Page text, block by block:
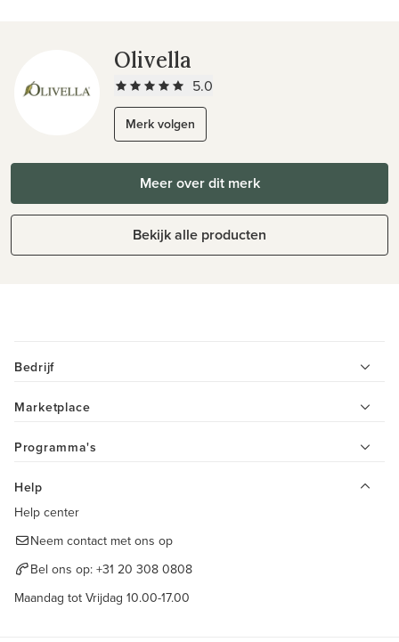
Olivella
5.0
Merk volgen
Meer over dit merk
Bekijk alle producten
Bedrijf
Marketplace
Programma's
Help
Help center
Neem contact met ons op
Bel ons op: +31 20 308 0808
Maandag tot Vrijdag 10.00-17.00